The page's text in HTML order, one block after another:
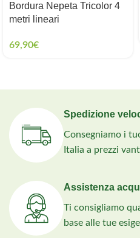
Bordura Nepeta Tricolor 4
metri lineari
69,90€
Spedizione
Consegniamo i
Italia a prezzi
Assistenza
Ti consigliamo
base alle tue